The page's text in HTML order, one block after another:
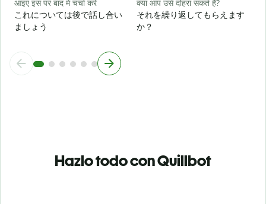
आइए इस पर बाद में चर्चा करें
これについては後で話し合い
ましょう
क्या आप उसे दोहरा सकते हैं?
それを繰り返してもらえます
か？
Hazlo todo con Quillbot